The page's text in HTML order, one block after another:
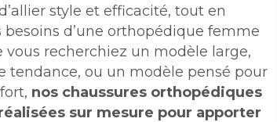
style et efficacité, tout en
besoins d’une orthopédique femme
vous recherchiez un modèle large,
tendance, ou un modèle pensé pour
nos chaussures orthopédiques
sur mesure pour apporter